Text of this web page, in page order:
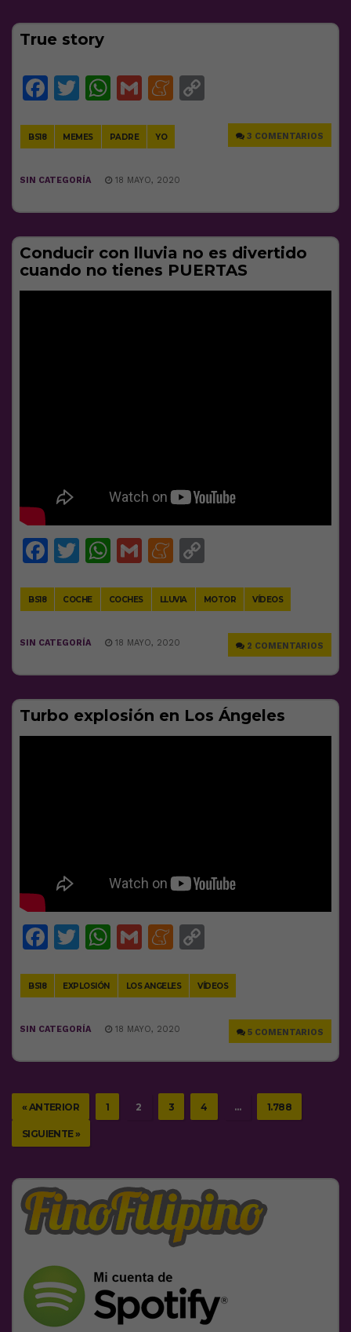
True story
Facebook
Twitter
WhatsApp
GmailMeneame
BS18 MEMES PADRE YO 3 COMENTARIOS
SIN CATEGORÍA 18 MAYO, 2020
Conducir con lluvia no es divertido
cuando no tienes PUERTAS
Facebook
Twitter
WhatsApp
GmailMeneame
BS18 COCHE COCHES LLUVIA MOTOR VÍDEOS
2 COMENTARIOS
SIN CATEGORÍA 18 MAYO, 2020
Turbo explosión en Los Ángeles
Facebook
Twitter
WhatsApp
GmailMeneame
BS18 EXPLOSIÓN LOS ANGELES VÍDEOS
5 COMENTARIOS
SIN CATEGORÍA 18 MAYO, 2020
« ANTERIOR 1 2 3 4 … 1.788
SIGUIENTE »